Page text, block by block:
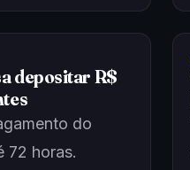
depositar R$
do
72 horas.